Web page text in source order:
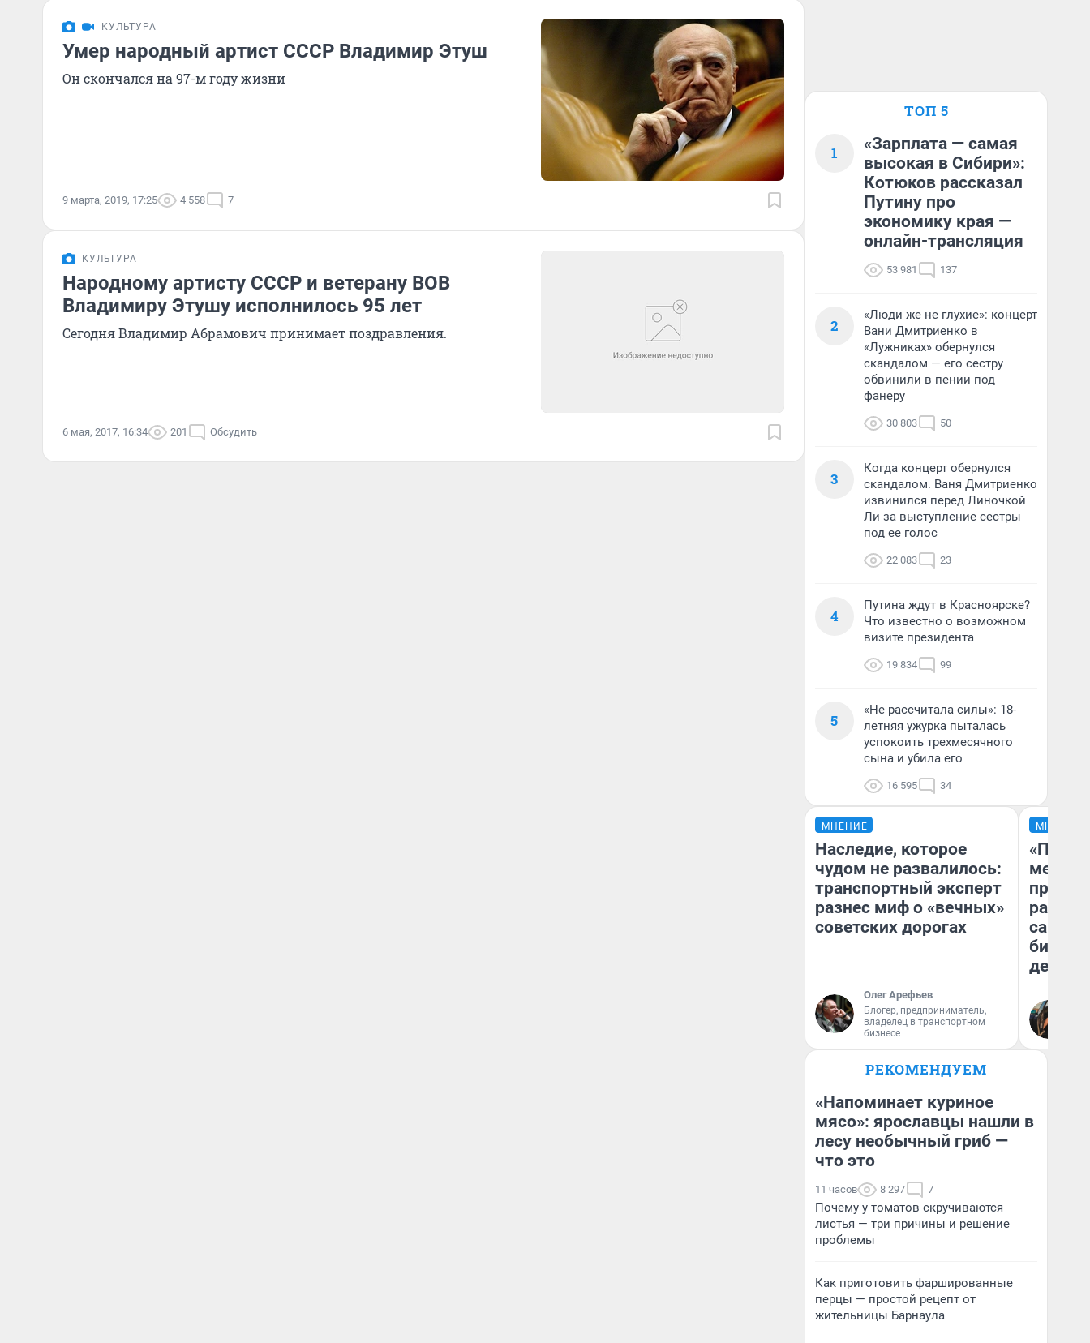
КУЛЬТУРА
Умер народный артист СССР Владимир Этуш
Он скончался на 97-м году жизни
9 марта, 2019, 17:25 4 558 7
КУЛЬТУРА
Народному артисту СССР и ветерану ВОВ
Владимиру Этушу исполнилось 95 лет
Сегодня Владимир Абрамович принимает поздравления.
6 мая, 2017, 16:34 201 Обсудить
ТОП 5
1
«Зарплата — самая
высокая в Сибири»:
Котюков рассказал
Путину про
экономику края —
онлайн-трансляция
53 981 137
2
«Люди же не глухие»: концерт
Вани Дмитриенко в
«Лужниках» обернулся
скандалом — его сестру
обвинили в пении под
фанеру
30 803 50
3
Когда концерт обернулся
скандалом. Ваня Дмитриенко
извинился перед Линочкой
Ли за выступление сестры
под ее голос
22 083 23
4
Путина ждут в Красноярске?
Что известно о возможном
визите президента
19 834 99
5
«Не рассчитала силы»: 18-
летняя ужурка пыталась
успокоить трехмесячного
сына и убила его
16 595 34
МНЕНИЕ
Наследие, которое
чудом не развалилось:
транспортный эксперт
разнес миф о «вечных»
советских дорогах
Олег Арефьев
Блогер, предприниматель,
владелец в транспортном
бизнесе
МНЕНИЕ
самом
РЕКОМЕНДУЕМ
«Напоминает куриное
мясо»: ярославцы нашли в
лесу необычный гриб —
что это
11 часов 8 297 7
Почему у томатов скручиваются
листья — три причины и решение
проблемы
Как приготовить фаршированные
перцы — простой рецепт от
жительницы Барнаула